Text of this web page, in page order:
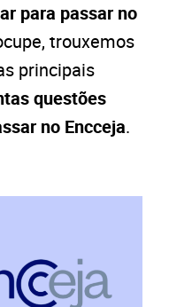
para passar no
trouxemos
principais
questões
no Encceja.